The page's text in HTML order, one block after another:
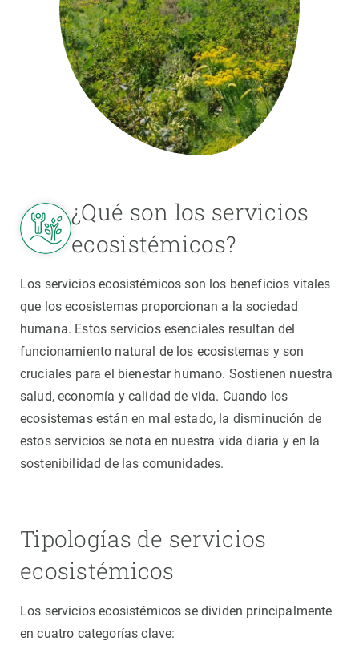
¿Qué son los servicios
ecosistémicos?
Los servicios ecosistémicos son los beneficios vitales
que los ecosistemas proporcionan a la sociedad
humana. Estos servicios esenciales resultan del
funcionamiento natural de los ecosistemas y son
cruciales para el bienestar humano. Sostienen nuestra
salud, economía y calidad de vida. Cuando los
ecosistemas están en mal estado, la disminución de
estos servicios se nota en nuestra vida diaria y en la
sostenibilidad de las comunidades.
Tipologías de servicios
ecosistémicos
Los servicios ecosistémicos se dividen principalmente
en cuatro categorías clave: